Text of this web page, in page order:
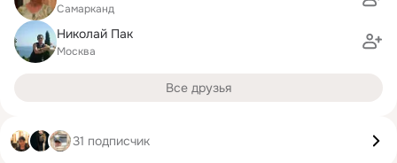
Самарканд
Николай Пак
Москва
Все друзья
31 подписчик